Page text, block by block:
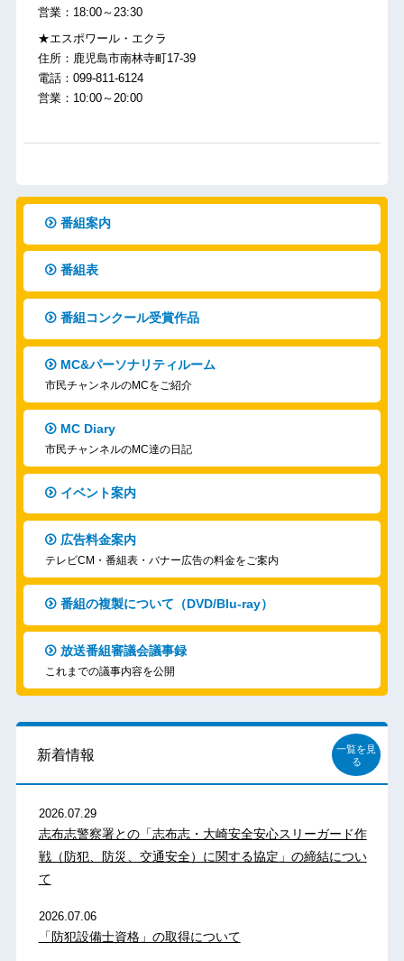
営業：18:00～23:30
★エスポワール・エクラ
住所：鹿児島市南林寺町17-39
電話：099-811-6124
営業：10:00～20:00
番組案内
番組表
番組コンクール受賞作品
MC&パーソナリティルーム
市民チャンネルのMCをご紹介
MC Diary
市民チャンネルのMC達の日記
イベント案内
広告料金案内
テレビCM・番組表・バナー広告の料金をご案内
番組の複製について（DVD/Blu-ray）
放送番組審議会議事録
これまでの議事内容を公開
新着情報
一覧を見
る
2026.07.29
志布志警察署との「志布志・大崎安全安心スリーガード作
戦（防犯、防災、交通安全）に関する協定」の締結につい
て
2026.07.06
「防犯設備士資格」の取得について